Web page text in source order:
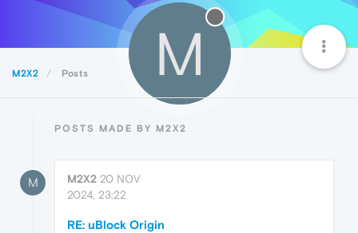
M2X2 Posts M
POSTS MADE BY M2X2
M M2X2 20 NOV
2024, 23:22
RE: uBlock Origin